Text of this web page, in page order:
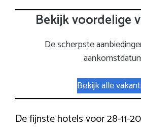
Bekijk voordelige
De scherpste
Bekijk alle
De fijnste hotels voor 28-11-